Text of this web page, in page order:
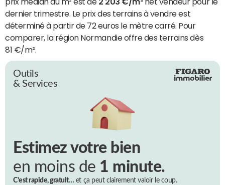
dernier trimestre. Le prix des terrains à vendre est
déterminé à partir de 72 euros le mètre carré. Pour
comparer, la région Normandie offre des terrains dès
81 €/m².
Outils
& Services
Estimez votre bien
en moins de 1 minute.
C’est rapide, gratuit…et ça peut clairement valoir le coup.